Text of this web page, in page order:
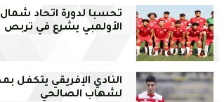
تحسبا لدورة اتحاد شمال
الأولمبي يشرع في تربص
النادي الإفريقي يتكفل
لشهاب الصالحي